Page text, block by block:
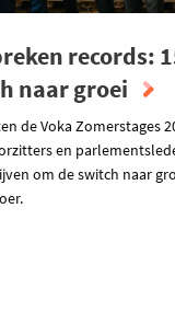
records:
naar groei
de Voka Zomerstages
en
om de switch naar